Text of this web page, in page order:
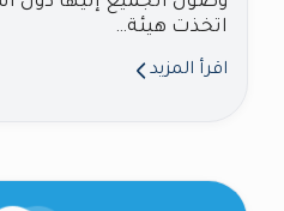
اتخذت هيئة…
اقرأ المزيد